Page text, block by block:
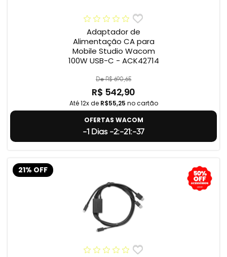
Adaptador de
Alimentação CA para
Mobile Studio Wacom
100W USB-C - ACK42714
De R$ 690,65
R$ 542,90
Até 12x de R$55,25 no cartão
OFERTAS WACOM
-1 Dias -2:-21:-38
21% OFF